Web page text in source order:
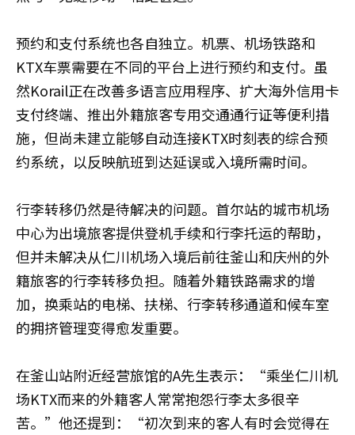
预约和支付系统也各自独立。机票、机场铁路和
KTX车票需要在不同的平台上进行预约和支付。虽
然Korail正在改善多语言应用程序、扩大海外信用卡
支付终端、推出外籍旅客专用交通通行证等便利措
施，但尚未建立能够自动连接KTX时刻表的综合预
约系统，以反映航班到达延误或入境所需时间。
行李转移仍然是待解决的问题。首尔站的城市机场
中心为出境旅客提供登机手续和行李托运的帮助，
但并未解决从仁川机场入境后前往釜山和庆州的外
籍旅客的行李转移负担。随着外籍铁路需求的增
加，换乘站的电梯、扶梯、行李转移通道和候车室
的拥挤管理变得愈发重要。
在釜山站附近经营旅馆的A先生表示：“乘坐仁川机
场KTX而来的外籍客人常常抱怨行李太多很辛
苦。”他还提到：“初次到来的客人有时会觉得在